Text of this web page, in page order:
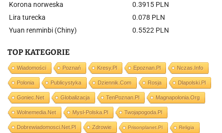
Korona norweska
0.3915 PLN
Lira turecka
0.078 PLN
Yuan renminbi (Chiny)
0.5522 PLN
TOP KATEGORIE
Wiadomości Poznań Kresy.pl Epoznan.pl Nczas.info
Polonia Publicystyka Dziennik.com Rosja Dlapolski.pl
Goniec.net Globalizacja TenPoznan.pl Magnapolonia.org
Wolnemedia.net Mysl-Polska.pl Twojapogoda.pl
Dobrewiadomosci.net.pl Zdrowie Prisonplanet.pl Religia